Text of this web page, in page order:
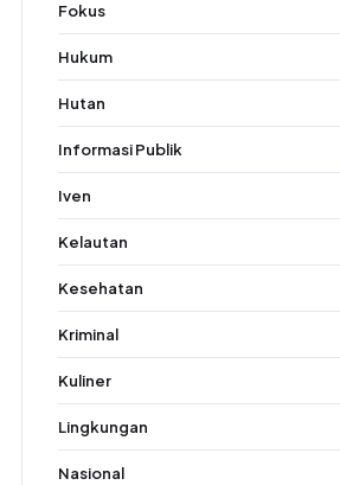
Fokus
Hukum
Hutan
Informasi Publik
Iven
Kelautan
Kesehatan
Kriminal
Kuliner
Lingkungan
Nasional